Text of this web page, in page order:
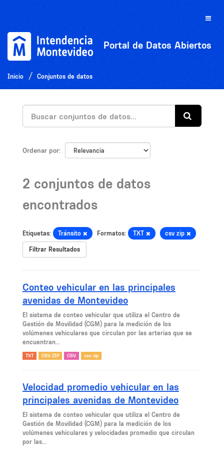
Toggle
Portal de Datos Abiertos
Inicio Conjuntos de datos
Ordenar por
2 conjuntos de datos
encontrados
Etiquetas: Tránsito Formatos: TXT csv zip
Filtrar Resultados
Conteo vehicular en las principales
avenidas de Montevideo
El sistema de conteo vehicular que utiliza el Centro de
Gestión de Movilidad (CGM) para la medición de los
volúmenes vehiculares que circulan por las arterias que se
encuentran...
TXT CSV ZIP CSV csv zip
Velocidad promedio vehicular en las
principales avenidas de Montevideo
El sistema de conteo vehicular que utiliza el Centro de
Gestión de Movilidad (CGM) para la medición de los
volúmenes vehiculares y velocidades promedio que circulan
por las...